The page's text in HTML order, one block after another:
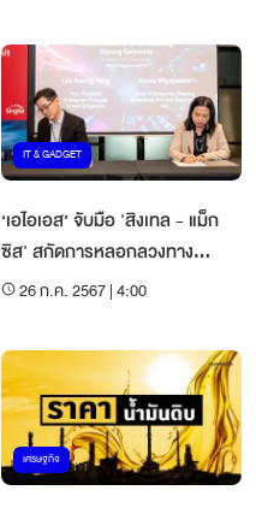
IT & GADGET
‘เอไอเอส’ จับมือ 'สิงเทล - แม็ก
ซิส' สกัดการหลอกลวงทาง
ไซเบอร์
26 ก.ค. 2567 | 4:00
เศรษฐกิจ